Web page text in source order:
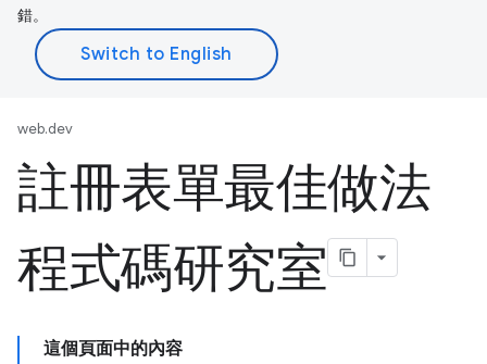
錯。
web.dev
註冊表單最佳做法
程式碼研究室
這個頁面中的內容